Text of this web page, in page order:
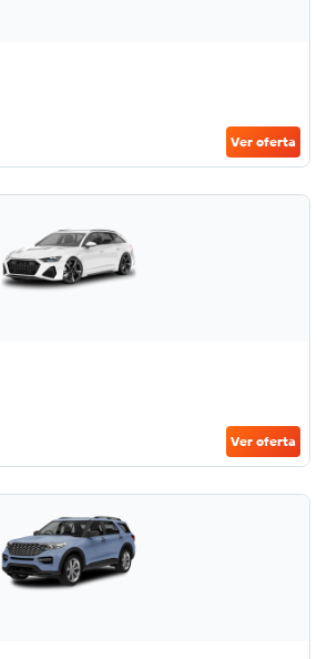
Ver oferta
Ver oferta